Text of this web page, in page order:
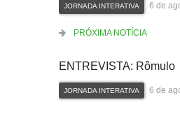
JORNADA INTERATIVA 6 de
PRÓXIMA NOTÍCIA
ENTREVISTA: Rômulo
JORNADA INTERATIVA 6 de